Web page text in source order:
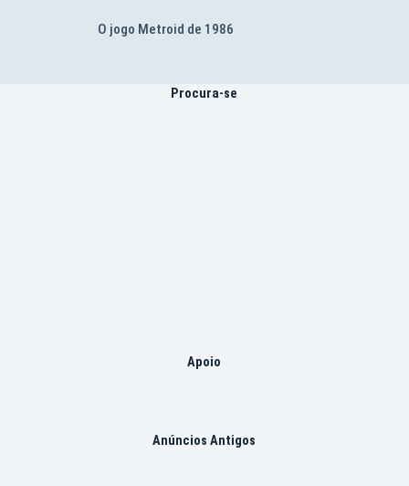
O jogo Metroid de 1986
Procura-se
Apoio
Anúncios Antigos